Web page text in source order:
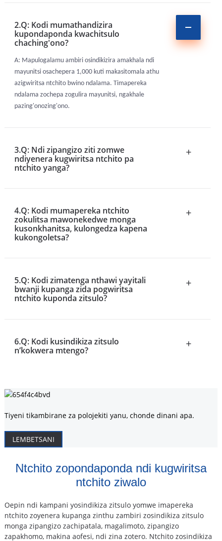
2.Q: Kodi mumathandizira
kupondaponda kwachitsulo
chaching'ono?
A: Mapulogalamu ambiri osindikizira amakhala ndi
mayunitsi osachepera 1,000 kuti makasitomala athu
azigwiritsa ntchito bwino ndalama. Timapereka
ndalama zochepa zogulira mayunitsi, ngakhale
pazing'onozing'ono.
3.Q: Ndi zipangizo ziti zomwe
ndiyenera kugwiritsa ntchito pa
ntchito yanga?
+
4.Q: Kodi mumapereka ntchito
zokulitsa mawonekedwe monga
kusonkhanitsa, kulongedza kapena
kukongoletsa?
+
5.Q: Kodi zimatenga nthawi yayitali
bwanji kupanga zida pogwiritsa
ntchito kuponda zitsulo?
+
6.Q: Kodi kusindikiza zitsulo
n’kokwera mtengo?
+
Tiyeni tikambirane za polojekiti yanu, chonde dinani apa.
LEMBETSANI
Ntchito zopondaponda ndi kugwiritsa
ntchito ziwalo
Oepin ndi kampani yosindikiza zitsulo yomwe imapereka
ntchito zoyenera kupanga zinthu zambiri zosindikiza zitsulo
monga zipangizo zachipatala, magalimoto, zipangizo
zapakhomo, makina aofesi, ndi zina zotero. Ntchito zosindikiza